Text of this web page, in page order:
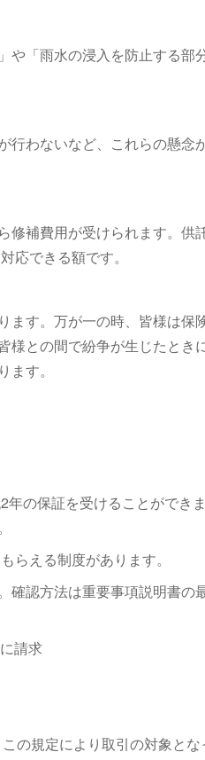
や「雨水の浸入を防止する部
わないなど、これらの懸念
修補費用が受けられます。供
応できる額です。
す。万が一の時、皆様は保
様との間で紛争が生じたとき
す。
の保証を受けることができ
らえる制度があります。
確認方法は重要事項説明書の
請求
の規定により取引の対象と